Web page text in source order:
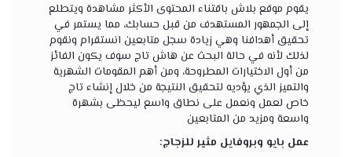
يقوم موقع بلاش باقتناء المحتوى الأكثر مشاهدة ويتطلع
إلى الجمهور المستهدف من قبل حسابك، مما يستمر في
تحقيق أهدافنا وهي زيادة سجل متابعين انستقرام ونقوم
لذلك لأنه في حالة البحث عن هاش تاج سوف يكون الفائز
من أول الاختيارات المطروحة، ومن أهم المقومات الشهرية
والتميز الذي يؤديه لتحقيق النتيجة من خلال إنشاء تاج
خاص لعمل ونعمل على نطاق واسع ليحظى بشهرة
واسعة ومزيد من المتابعين
عمل بايو وبروفايل مثير للزجاج: